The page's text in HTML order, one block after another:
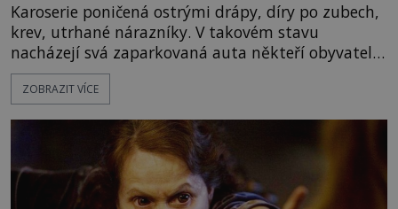
Karoserie poničená ostrými drápy, díry po zubech,
krev, utrhané nárazníky. V takovém stavu
nacházejí svá zaparkovaná auta někteří obyvatelé
Oklahomy. Podle svědků na vozy útočí neznámá
šelma a veškeré pokusy o její dopadení zatím
kterému náhle zachutnal kov, nebo jde o dílo
ZOBRAZIT VÍCE